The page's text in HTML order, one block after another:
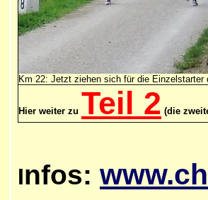
Km 22: Jetzt ziehen sich für die Einzelstarter
Hier weiter zu Teil 2 (die
Infos: